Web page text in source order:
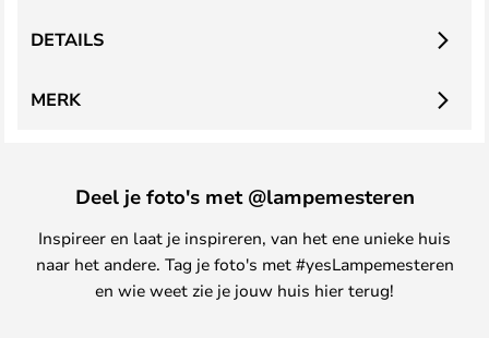
DETAILS
MERK
Deel je foto's met @lampemesteren
Inspireer en laat je inspireren, van het ene unieke huis
naar het andere. Tag je foto's met #yesLampemesteren
en wie weet zie je jouw huis hier terug!